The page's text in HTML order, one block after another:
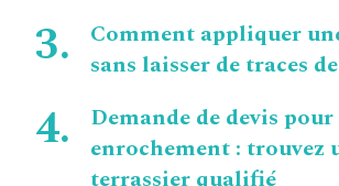
Comment appliquer
sans laisser de traces
Demande de devis pour
enrochement : trouvez